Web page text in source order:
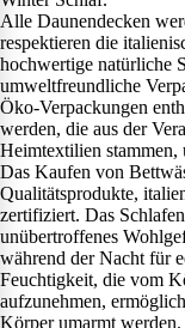
Alle Daunendecken
respektieren die
hochwertige natürliche
umweltfreundliche
Öko-Verpackungen
werden, die aus der
Heimtextilien stammen,
Das Kaufen von
Qualitätsprodukte,
zertifiziert. Das
unübertroffenes
während der Nacht für
Feuchtigkeit, die vom
aufzunehmen,
Körper umarmt werden.